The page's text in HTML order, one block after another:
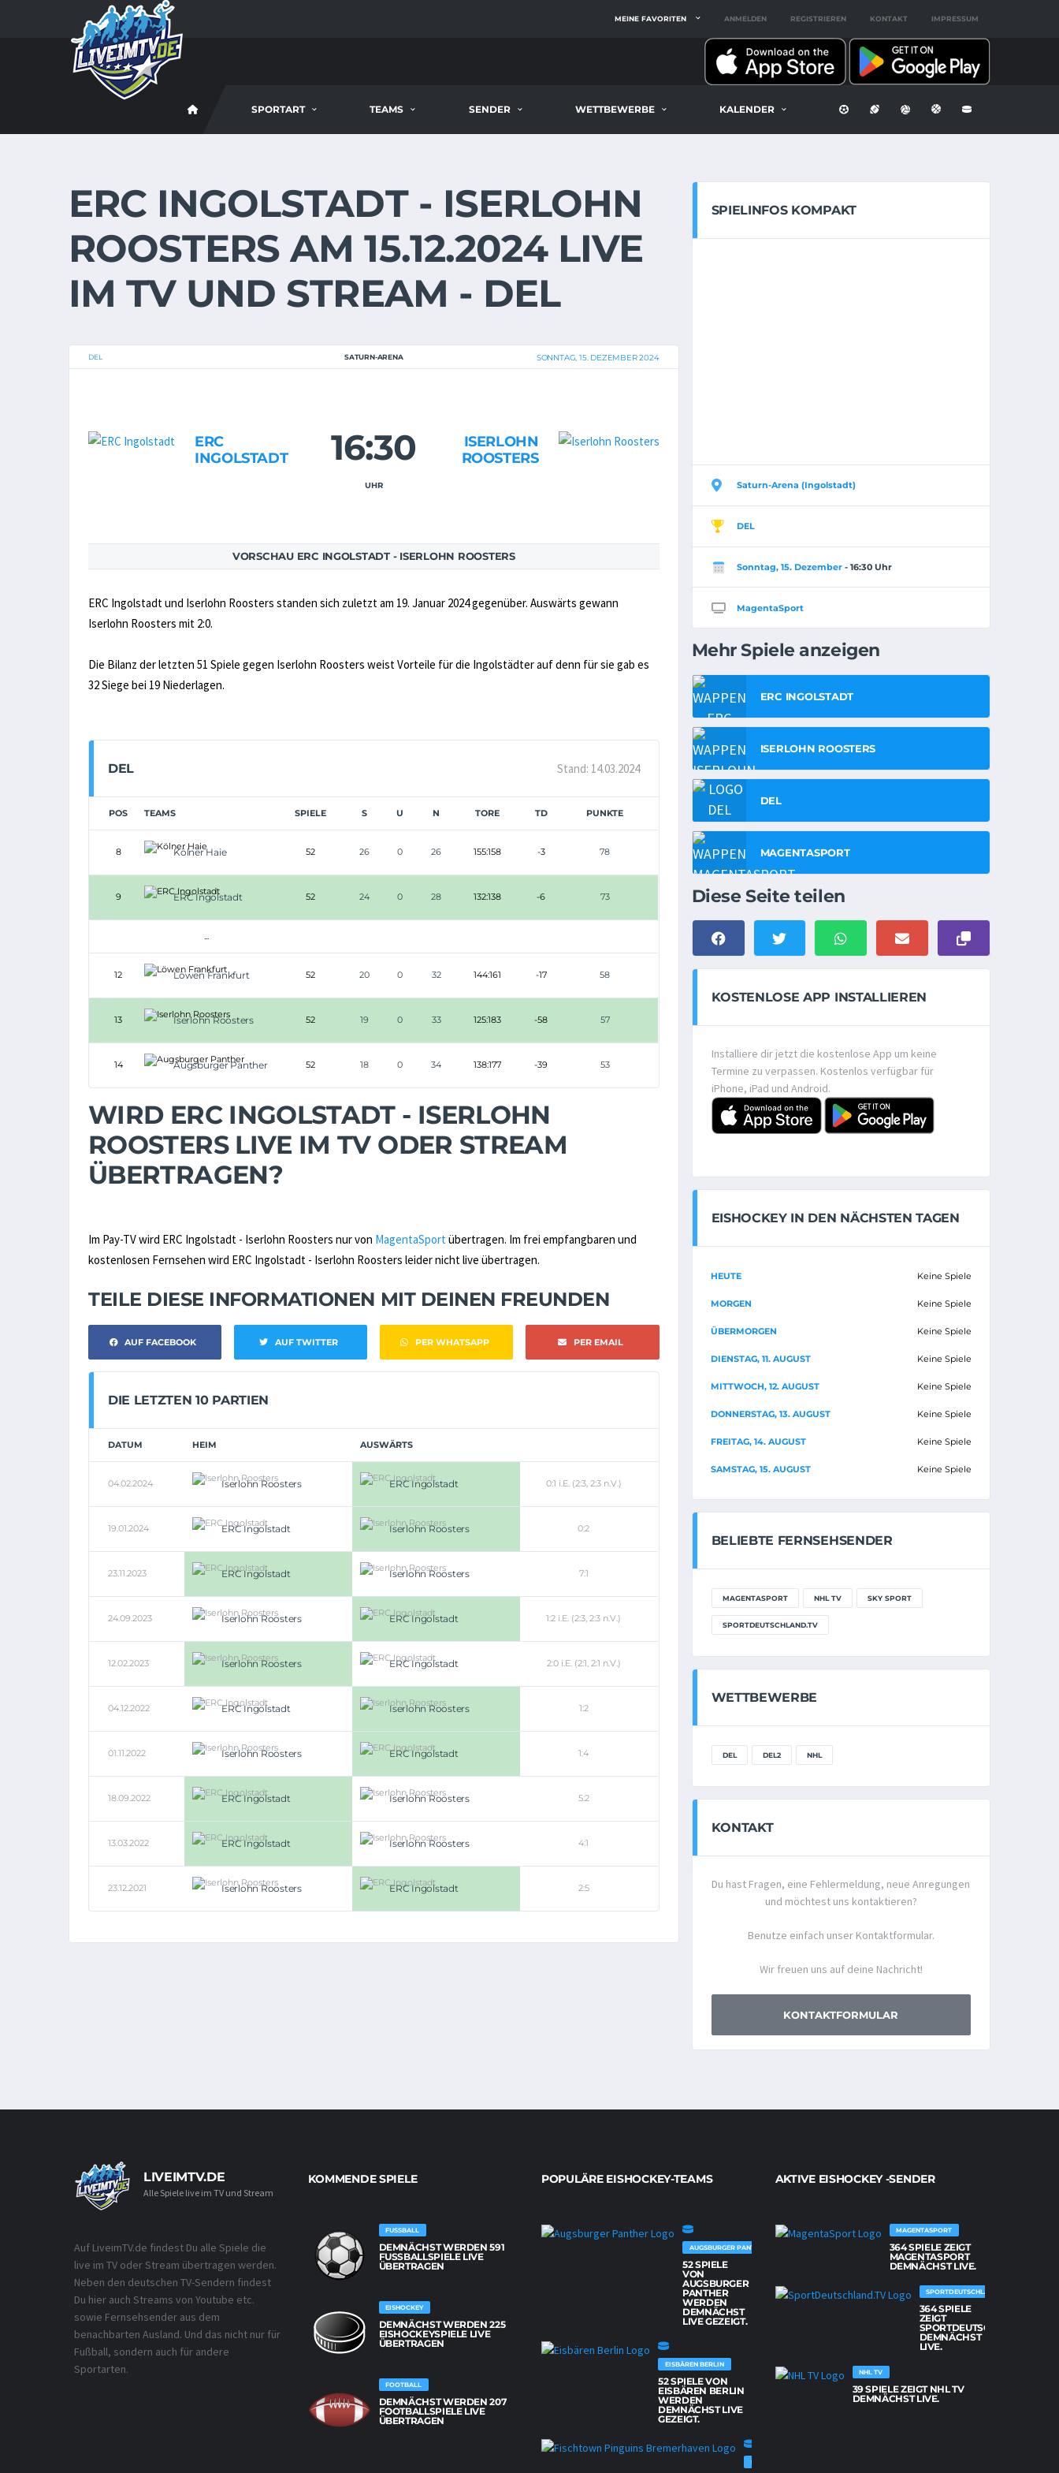
MEINE FAVORITEN ANMELDEN REGISTRIEREN KONTAKT IMPRESSUM
SPORTART TEAMS SENDER WETTBEWERBE KALENDER
ERC INGOLSTADT - ISERLOHN
ROOSTERS AM 15.12.2024 LIVE
IM TV UND STREAM - DEL
DEL SATURN-ARENA SONNTAG, 15. DEZEMBER 2024
ERC
INGOLSTADT
16:30
UHR
ISERLOHN
ROOSTERS
VORSCHAU ERC INGOLSTADT - ISERLOHN ROOSTERS
ERC Ingolstadt und Iserlohn Roosters standen sich zuletzt am 19. Januar 2024 gegenüber. Auswärts gewann
Iserlohn Roosters mit 2:0.
Die Bilanz der letzten 51 Spiele gegen Iserlohn Roosters weist Vorteile für die Ingolstädter auf denn für sie gab es
32 Siege bei 19 Niederlagen.
DEL Stand: 14.03.2024
POS TEAMS SPIELE S U N TORE TD PUNKTE
8 Kölner Haie 52 26 0 26 155:158 -3 78
9 ERC Ingolstadt 52 24 0 28 132:138 -6 73
...
12 Löwen Frankfurt 52 20 0 32 144:161 -17 58
13 Iserlohn Roosters 52 19 0 33 125:183 -58 57
14 Augsburger Panther 52 18 0 34 138:177 -39 53
WIRD ERC INGOLSTADT - ISERLOHN
ROOSTERS LIVE IM TV ODER STREAM
ÜBERTRAGEN?
Im Pay-TV wird ERC Ingolstadt - Iserlohn Roosters nur von MagentaSportübertragen. Im frei empfangbaren und
kostenlosen Fernsehen wird ERC Ingolstadt - Iserlohn Roosters leider nicht live übertragen.
TEILE DIESE INFORMATIONEN MIT DEINEN FREUNDEN
AUF FACEBOOK AUF TWITTER PER WHATSAPP PER EMAIL
DIE LETZTEN 10 PARTIEN
DATUM HEIM AUSWÄRTS
04.02.2024 Iserlohn Roosters ERC Ingolstadt 0:1 i.E. (2:3, 2:3 n.V.)
19.01.2024 ERC Ingolstadt Iserlohn Roosters 0:2
23.11.2023 ERC Ingolstadt Iserlohn Roosters 7:1
24.09.2023 Iserlohn Roosters ERC Ingolstadt 1:2 i.E. (2:3, 2:3 n.V.)
12.02.2023 Iserlohn Roosters ERC Ingolstadt 2:0 i.E. (2:1, 2:1 n.V.)
04.12.2022 ERC Ingolstadt Iserlohn Roosters 1:2
01.11.2022 Iserlohn Roosters ERC Ingolstadt 1:4
18.09.2022 ERC Ingolstadt Iserlohn Roosters 5:2
13.03.2022 ERC Ingolstadt Iserlohn Roosters 4:1
23.12.2021 Iserlohn Roosters ERC Ingolstadt 2:5
SPIELINFOS KOMPAKT
Saturn-Arena (Ingolstadt)
DEL
Sonntag, 15. Dezember- 16:30 Uhr
MagentaSport
Mehr Spiele anzeigen
ERC INGOLSTADT
ISERLOHN ROOSTERS
DEL
MAGENTASPORT
Diese Seite teilen
KOSTENLOSE APP INSTALLIEREN
Installiere dir jetzt die kostenlose App um keine
Termine zu verpassen. Kostenlos verfügbar für
iPhone, iPad und Android.
EISHOCKEY IN DEN NÄCHSTEN TAGEN
HEUTE Keine Spiele
MORGEN Keine Spiele
ÜBERMORGEN Keine Spiele
DIENSTAG, 11. AUGUST Keine Spiele
MITTWOCH, 12. AUGUST Keine Spiele
DONNERSTAG, 13. AUGUST Keine Spiele
FREITAG, 14. AUGUST Keine Spiele
SAMSTAG, 15. AUGUST Keine Spiele
BELIEBTE FERNSEHSENDER
MAGENTASPORT NHL TV SKY SPORT
SPORTDEUTSCHLAND.TV
WETTBEWERBE
DEL DEL2 NHL
KONTAKT
Du hast Fragen, eine Fehlermeldung, neue Anregungen
und möchtest uns kontaktieren?
Benutze einfach unser Kontaktformular.
Wir freuen uns auf deine Nachricht!
KONTAKTFORMULAR
LIVEIMTV.DE
Alle Spiele live im TV und Stream
Auf LiveimTV.de findest Du alle Spiele die
live im TV oder Stream übertragen werden.
Neben den deutschen TV-Sendern findest
Du hier auch Streams von Youtube etc.
sowie Fernsehsender aus dem
benachbarten Ausland. Und das nicht nur für
Fußball, sondern auch für andere
Sportarten.
KOMMENDE SPIELE
FUSSBALL
DEMNÄCHST WERDEN 591
FUSSBALLSPIELE LIVE Ü
BERTRAGEN
EISHOCKEY
DEMNÄCHST WERDEN 225
EISHOCKEYSPIELE LIVE
ÜBERTRAGEN
FOOTBALL
DEMNÄCHST WERDEN 207
FOOTBALLSPIELE LIVE
ÜBERTRAGEN
POPULÄRE EISHOCKEY-TEAMS
AUGSBURGER PANTHER
52 SPIELE
VON
AUGSBURGER
PANTHER
WERDEN
DEMNÄCHST
LIVE GEZEIGT.
EISBÄREN BERLIN
52 SPIELE VON
EISBÄREN BERLIN
WERDEN
DEMNÄCHST LIVE
GEZEIGT.
FISCHTOWN PINGUINS BREMERHAVEN
AKTIVE EISHOCKEY -SENDER
MAGENTASPORT
364 SPIELE ZEIGT
MAGENTASPORT
DEMNÄCHST LIVE.
SPORTDEUTSCHLAND.TV
364 SPIELE
ZEIGT
SPORTDEUTSCHLAND.TV
DEMNÄCHST
LIVE.
NHL TV
39 SPIELE ZEIGT NHL TV
DEMNÄCHST LIVE.